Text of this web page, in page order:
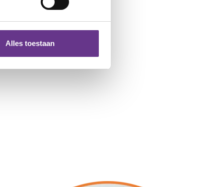
Alles toestaan